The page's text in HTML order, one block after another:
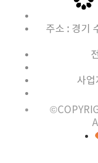
주소 : 경기
사